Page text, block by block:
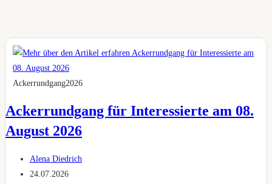
Ackerrundgang2026
Ackerrundgang für Interessierte am 08.
August 2026
Beitrags-
Autor:
Alena Diedrich
Beitrag
24.07.2026